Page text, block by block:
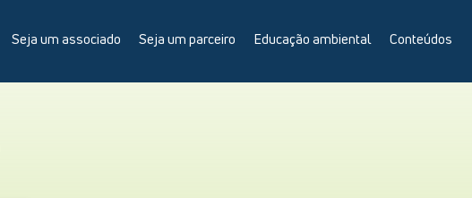
Seja um associado Seja um parceiro Educação ambiental Conteúdos